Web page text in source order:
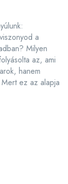
a
Milyen
az, ami
hanem
ez az alapja